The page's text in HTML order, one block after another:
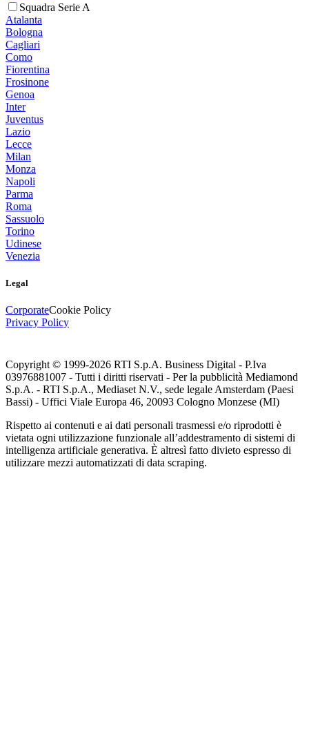
Squadra Serie A
Atalanta
Bologna
Cagliari
Como
Fiorentina
Frosinone
Genoa
Inter
Juventus
Lazio
Lecce
Milan
Monza
Napoli
Parma
Roma
Sassuolo
Torino
Udinese
Venezia
Legal
CorporateCookie Policy
Privacy Policy
Copyright © 1999-2026 RTI S.p.A. Business Digital - P.Iva
03976881007 - Tutti i diritti riservati - Per la pubblicità Mediamond
S.p.A. - RTI S.p.A., Mediaset N.V., sede legale Amsterdam (Paesi
Bassi) - Uffici Viale Europa 46, 20093 Cologno Monzese (MI)
Rispetto ai contenuti e ai dati personali trasmessi e/o riprodotti è
vietata ogni utilizzazione funzionale all’addestramento di sistemi di
intelligenza artificiale generativa. È altresì fatto divieto espresso di
utilizzare mezzi automatizzati di data scraping.